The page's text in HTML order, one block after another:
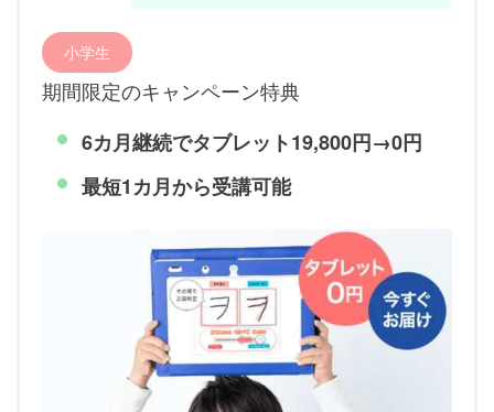
小学生
期間限定のキャンペーン特典
6カ月継続でタブレット19,800円→0円
最短1カ月から受講可能